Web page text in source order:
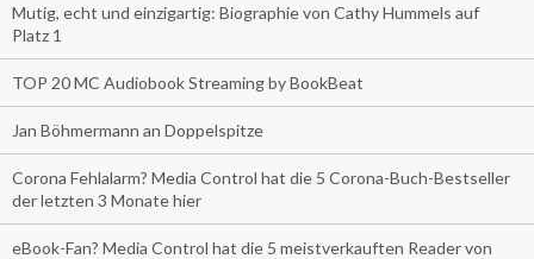
Mutig, echt und einzigartig: Biographie von Cathy Hummels auf
Platz 1
TOP 20 MC Audiobook Streaming by BookBeat
Jan Böhmermann an Doppelspitze
Corona Fehlalarm? Media Control hat die 5 Corona-Buch-Bestseller
der letzten 3 Monate hier
eBook-Fan? Media Control hat die 5 meistverkauften Reader von